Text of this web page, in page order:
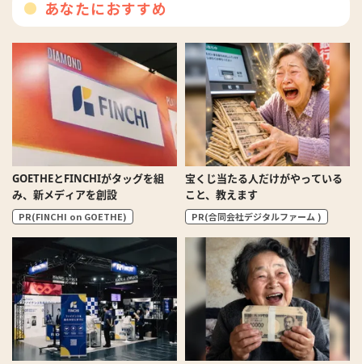
あなたにおすすめ
GOETHEとFINCHIがタッグを組
み、新メディアを創設
PR(FINCHI on GOETHE)
宝くじ当たる人だけがやっている
こと、教えます
PR(合同会社デジタルファーム )